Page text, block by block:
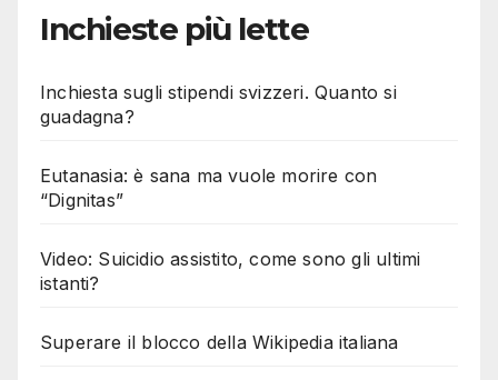
Inchieste più lette
Inchiesta sugli stipendi svizzeri. Quanto si
guadagna?
Eutanasia: è sana ma vuole morire con
“Dignitas”
Video: Suicidio assistito, come sono gli ultimi
istanti?
Superare il blocco della Wikipedia italiana